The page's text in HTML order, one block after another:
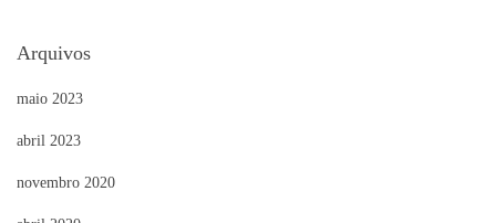
Arquivos
maio 2023
abril 2023
novembro 2020